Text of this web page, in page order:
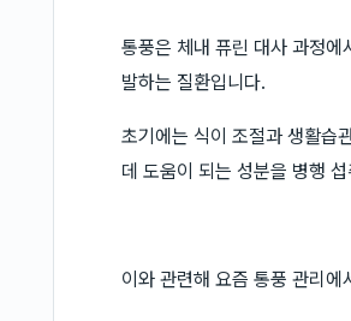
통풍은 체내 퓨린 대사 과정
발하는 질환입니다.
초기에는 식이 조절과 생활습
데 도움이 되는 성분을 병행
이와 관련해 요즘 통풍 관리